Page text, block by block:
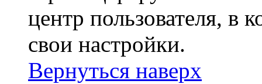
центр пользователя, в
свои настройки.
Вернуться наверх